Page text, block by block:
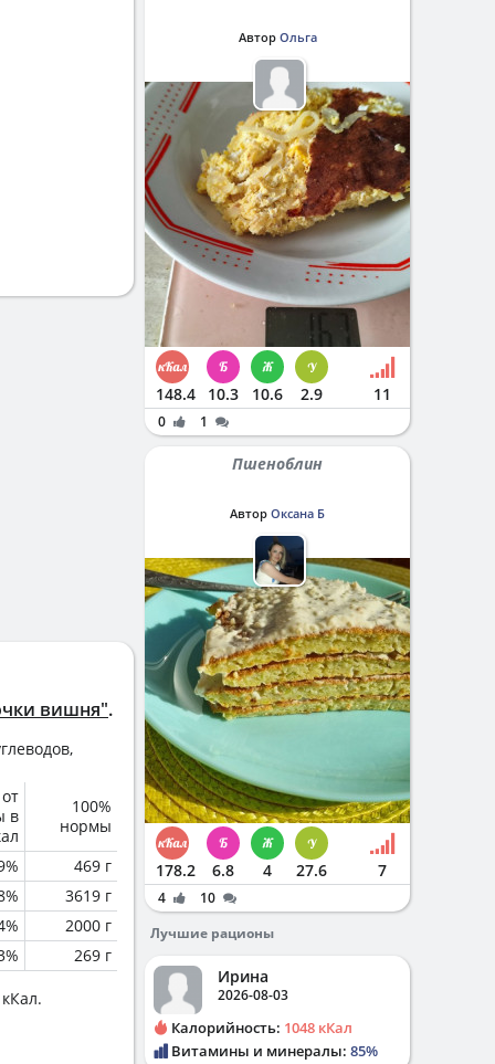
вишня".
в
100%
нормы
469 г
3619 г
2000 г
269 г
Автор Ольга
148.4 10.3 10.6 2.9 11
0 1
Пшеноблин
Автор Оксана Б
178.2 6.8 4 27.6 7
4
10
Лучшие рационы
Ирина
2026-08-03
Калорийность: 1048 кКал
Витамины и минералы: 85%